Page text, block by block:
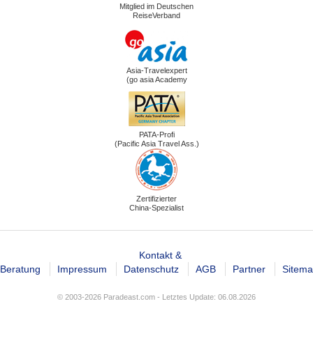
Mitglied im Deutschen
ReiseVerband
Asia-Travelexpert
(go asia Academy
PATA-Profi
(Pacific Asia Travel Ass.)
Zertifizierter
China-Spezialist
Kontakt &
Beratung
Impressum Datenschutz AGB Partner
© 2003-2026 Paradeast.com - Letztes Update: 06.08.2026